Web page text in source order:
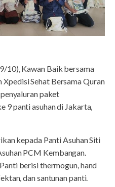
10), Kawan Baik bersama
Sehat Bersama Quran
paket
9 panti asuhan di Jakarta,
kepada Panti Asuhan Siti
PCM Kembangan.
berisi thermogun, hand
dan santunan panti.